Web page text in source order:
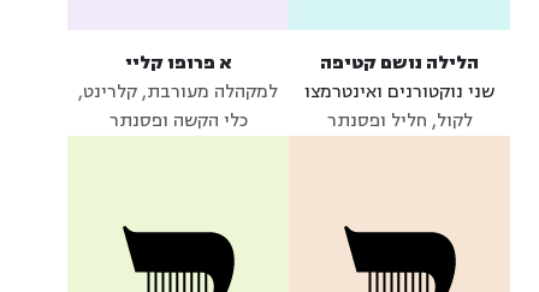
הלילה נושם קטיפה
שני נוקטורנים ואינטרמצו
לקול, חליל ופסנתר
א פרופו קליי
למקהלה מעורבת, קלרינט,
כלי הקשה ופסנתר